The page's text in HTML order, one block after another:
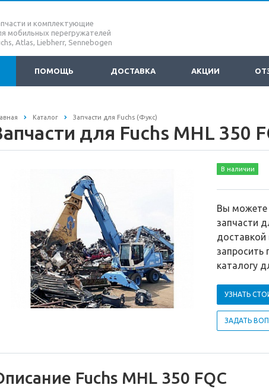
и комплектующие
мобильных перегружателей
Atlas, Liebherr, Sennebogen
ПОМОЩЬ ДОСТАВКА АКЦИИ
Каталог Запчасти для Fuchs (Фукс)
для Fuchs MHL 350
В наличии
Вы можете
запчасти
запросить
каталогу
УЗНАТЬ
ЗАДАТЬ
Fuchs MHL 350 FQC